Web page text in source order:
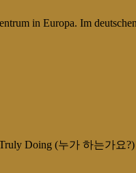
in Europa. Im
Truly Doing (누가 하는가요